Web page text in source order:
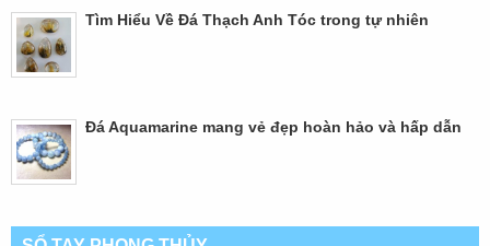
Tìm Hiểu Về Đá Thạch Anh Tóc trong tự nhiên
Đá Aquamarine mang vẻ đẹp hoàn hảo và hấp dẫn